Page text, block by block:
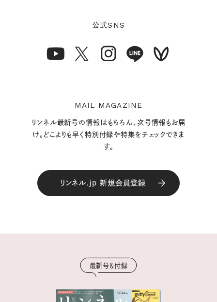
公式SNS
MAIL MAGAZINE
リンネル最新号の情報はもちろん、次号情報もお届
け。どこよりも早く特別付録や特集をチェックできま
す。
リンネル.jp 新規会員登録
最新号＆付録